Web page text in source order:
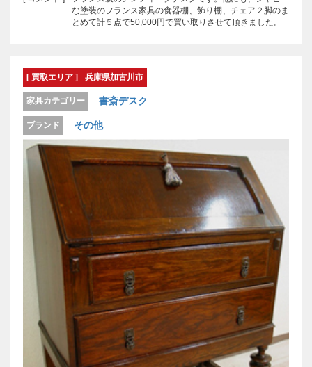
な塗装のフランス家具の食器棚、飾り棚、チェア２脚のま
とめて計５点で50,000円で買い取りさせて頂きました。
[ 買取エリア ] 兵庫県加古川市
家具カテゴリー 書斎デスク
ブランド その他